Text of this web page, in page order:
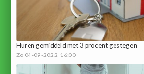
Huren gemiddeld met 3 procent gestegen
Zo 04-09-2022, 16:00